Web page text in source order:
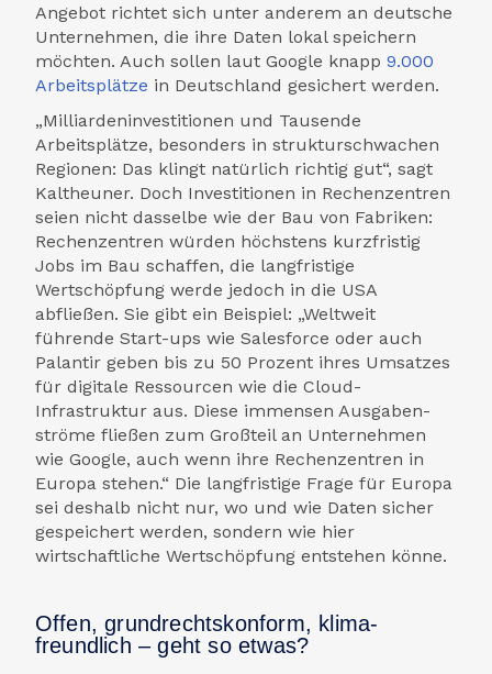
Angebot richtet sich unter anderem an deutsche
Unternehmen, die ihre Daten lokal speichern
möchten. Auch sollen laut Google knapp 9.000
Arbeits­plätze in Deutschland gesichert werden.
„Milliardeninvestitionen und Tausende
Arbeitsplätze, besonders in struktur­schwachen
Regionen: Das klingt natürlich richtig gut“, sagt
Kaltheuner. Doch Investitionen in Rechen­zentren
seien nicht dasselbe wie der Bau von Fabriken:
Rechen­zentren würden höchstens kurzfristig
Jobs im Bau schaffen, die lang­fristige
Wertschöpfung werde jedoch in die USA
abfließen. Sie gibt ein Beispiel: „Welt­weit
führende Start-ups wie Salesforce oder auch
Palantir geben bis zu 50 Prozent ihres Umsatzes
für digitale Ressourcen wie die Cloud-
Infrastruktur aus. Diese immensen Ausgaben­
ströme fließen zum Großteil an Unternehmen
wie Google, auch wenn ihre Rechen­zentren in
Europa stehen.“ Die lang­fristige Frage für Europa
sei deshalb nicht nur, wo und wie Daten sicher
gespeichert werden, sondern wie hier
wirtschaftliche Wert­schöpfung entstehen könne.
Offen, grundrechts­konform, klima­
freundlich – geht so etwas?